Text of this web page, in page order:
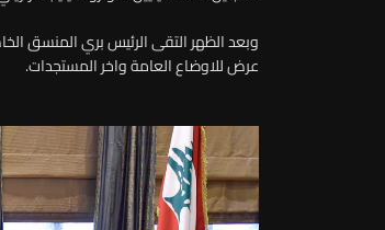
وبعد الظهر التقى الرئيس بري المنسق
عرض للاوضاع العامة واخر المستجدات.